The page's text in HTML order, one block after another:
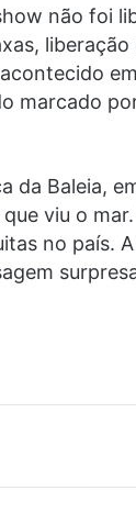
não foi
liberação
marcado
da Baleia,
viu o
no país.